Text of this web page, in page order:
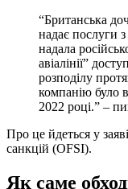
“Британська
надає послуги
надала
авіалінії”
розподілу
компанію було
2022 році.” –
Про це йдеться у
санкцій (OFSI).
Як саме